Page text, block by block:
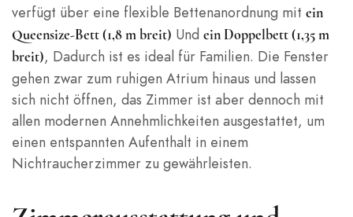
verfügt über eine flexible Bettenanordnung mit ein
Queensize-Bett (1,8 m breit) Und ein Doppelbett (1,35 m
breit), Dadurch ist es ideal für Familien. Die Fenster
gehen zwar zum ruhigen Atrium hinaus und lassen
sich nicht öffnen, das Zimmer ist aber dennoch mit
allen modernen Annehmlichkeiten ausgestattet, um
einen entspannten Aufenthalt in einem
Nichtraucherzimmer zu gewährleisten.